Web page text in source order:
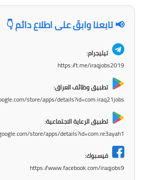
📢 تابعنا وابقَ على اطلاع دائم 👇
تيليجرام:
https://t.me/iraqjobs2019
تطبيق وظائف العراق:
store/apps/details?id=com.iraq21jobs
تطبيق الرعاية الاجتماعية:
store/apps/details?id=com.re3ayah1
فيسبوك:
https://www.facebook.com/iraqjobs9